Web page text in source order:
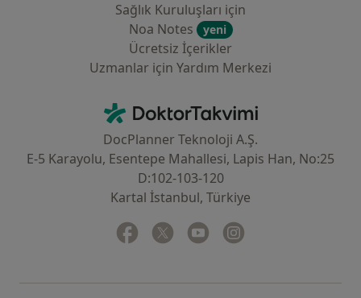
Sağlık Kuruluşları için
Noa Notes
yeni
Ücretsiz İçerikler
Uzmanlar için Yardım Merkezi
DoktorTakvimi - Ana Sayfa
DocPlanner Teknoloji A.Ş.
E-5 Karayolu, Esentepe Mahallesi, Lapis Han, No:25
D:102-103-120
Kartal İstanbul, Türkiye
Facebook
yeni bir sekmede açılır
Twitter
yeni bir sekmede açılır
Youtube
yeni bir sekmede açılır